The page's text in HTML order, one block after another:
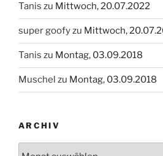
Tanis zu Mittwoch, 20.07.2022
super goofyzu Mittwoch,
Tanis zu Montag, 03.09.2018
Muschel zu Montag, 03.09.2018
ARCHIV